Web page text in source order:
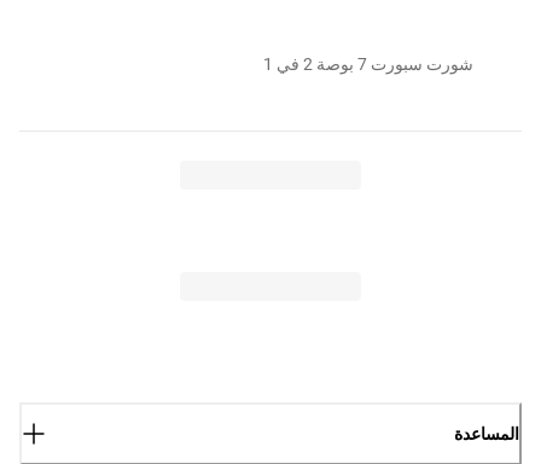
شورت سبورت 7 بوصة 2 في 1
المساعدة